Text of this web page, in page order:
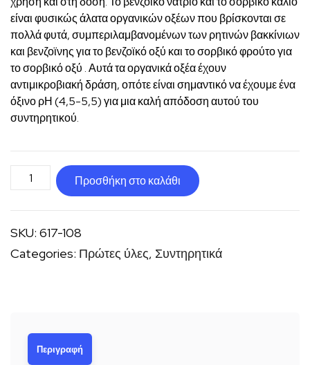
είναι φυσικώς άλατα οργανικών οξέων που βρίσκονται σε
πολλά φυτά, συμπεριλαμβανομένων των ρητινών βακκίνιων
και βενζοϊνης για το βενζοϊκό οξύ και το σορβικό φρούτο για
το σορβικό οξύ . Αυτά τα οργανικά οξέα έχουν
αντιμικροβιακή δράση, οπότε είναι σημαντικό να έχουμε ένα
όξινο ρΗ (4,5-5,5) για μια καλή απόδοση αυτού του
συντηρητικού.
Βενζοϊκό
και
σορβικό
σύμπλεγμα
ποσότητα
Προσθήκη στο καλάθι
SKU: 617-108
Categories: Πρώτες ύλες, Συντηρητικά
Περιγραφή